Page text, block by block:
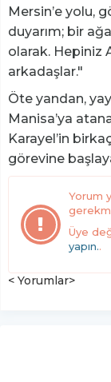
Mersin’e yolu,
duyarım; bir
olarak. Hepiniz
arkadaşlar."
Öte yandan,
Manisa’ya
Karayel’in
görevine
Yorum
Üye
yapın..
< Yorumlar>